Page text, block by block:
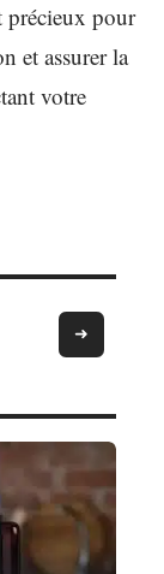
précieux pour
et assurer la
votre